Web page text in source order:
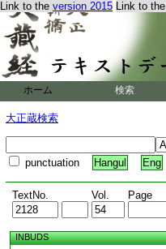
Link to the version 2015 Link to the
ホーム 検索
大正蔵検索
punctuation Hangul Eng
TextNo. Vol. Page
INBUDS